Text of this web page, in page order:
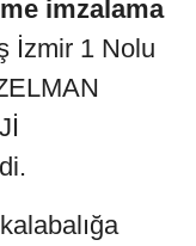
imzalama
İzmir 1 Nolu